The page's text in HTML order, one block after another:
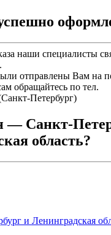
наши специалисты
отправлены Вам на
обращайтесь по тел.
Петербург)
— Санкт-
область?
и Ленинградская